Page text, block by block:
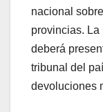
nacional
provincias.
deberá
tribunal del
devoluciones